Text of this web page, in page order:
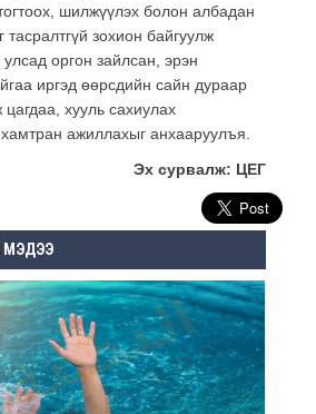
шилжүүлэх болон албадан
тасралтгүй зохион байгуулж
оргон зайлсан, эрэн
иргэд өөрсдийн сайн дураар
хууль сахиулах
ажиллахыг анхааруулъя.
Эх сурвалж: ЦЕГ
МЭДЭЭ